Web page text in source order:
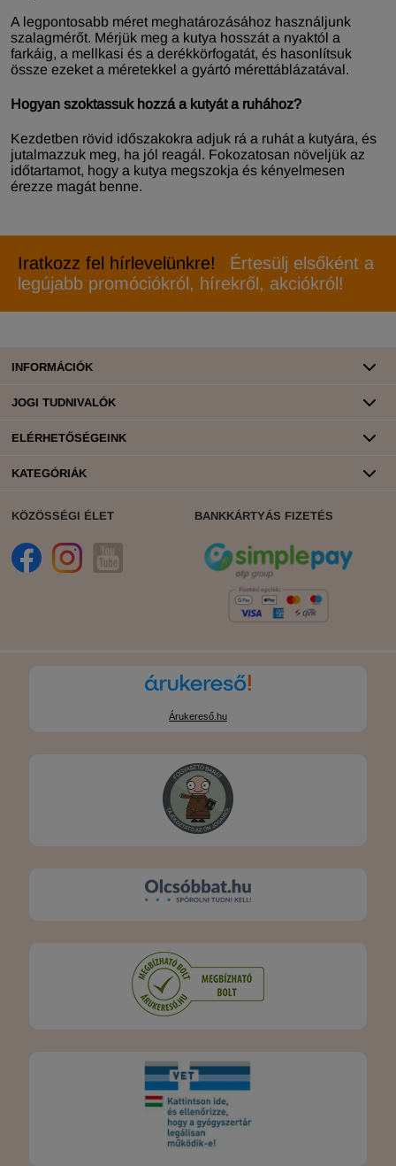
A legpontosabb méret meghatározásához használjunk
szalagmérőt. Mérjük meg a kutya hosszát a nyaktól a
farkáig, a mellkasi és a derékkörfogatát, és hasonlítsuk
össze ezeket a méretekkel a gyártó mérettáblázatával.
Hogyan szoktassuk hozzá a kutyát a ruhához?
Kezdetben rövid időszakokra adjuk rá a ruhát a kutyára, és
jutalmazzuk meg, ha jól reagál. Fokozatosan növeljük az
időtartamot, hogy a kutya megszokja és kényelmesen
érezze magát benne.
Iratkozz fel hírlevelünkre!
Értesülj elsőként a
legújabb promóciókról, hírekről, akciókról!
INFORMÁCIÓK
JOGI TUDNIVALÓK
ELÉRHETŐSÉGEINK
KATEGÓRIÁK
KÖZÖSSÉGI ÉLET BANKKÁRTYÁS FIZETÉS
Árukereső.hu